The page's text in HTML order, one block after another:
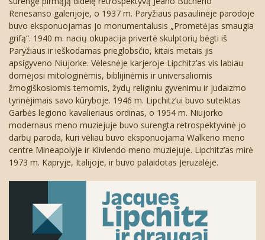
Renesanso galerijoje, o 1937 m. Paryžiaus pasaulinėje parodoje
buvo eksponuojamas jo monumentalusis „Prometėjas smaugia
grifą“. 1940 m. nacių okupacija privertė skulptorių bėgti iš
Paryžiaus ir ieškodamas prieglobsčio, kitais metais jis
apsigyveno Niujorke. Vėlesnėje karjeroje Lipchitz’as vis labiau
domėjosi mitologinėmis, biblijinėmis ir universaliomis
žmogiškosiomis temomis, žydų religiniu gyvenimu ir judaizmo
tyrinėjimais savo kūryboje. 1946 m. Lipchitz’ui buvo suteiktas
Garbės legiono kavalieriaus ordinas, o 1954 m. Niujorko
modernaus meno muziejuje buvo surengta retrospektyvinė jo
darbų paroda, kuri vėliau buvo eksponuojama Walkerio meno
centre Mineapolyje ir Klivlendo meno muziejuje. Lipchitz’as mirė
1973 m. Kapryje, Italijoje, ir buvo palaidotas Jeruzalėje.